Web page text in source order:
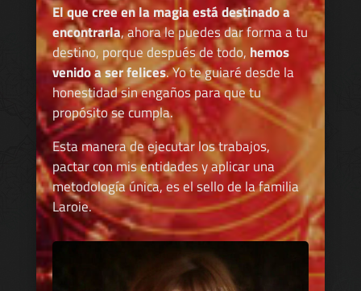
El que cree en la magia está destinado a
encontrarla, ahora le puedes dar forma a tu
destino, porque después de todo, hemos
venido a ser felices. Yo te guiaré desde la
honestidad sin engaños para que tu
propósito se cumpla.
Esta manera de ejecutar los trabajos,
pactar con mis entidades y aplicar una
metodología única, es el sello de la familia
Laroie.